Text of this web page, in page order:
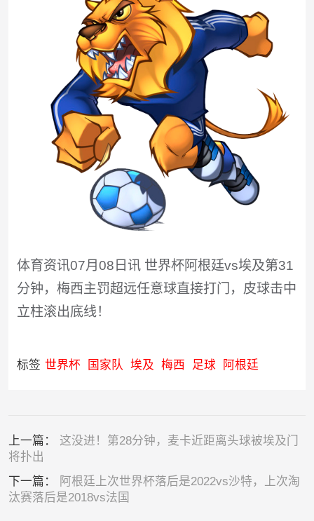
体育资讯07月08日讯 世界杯阿根廷vs埃及第31
分钟，梅西主罚超远任意球直接打门，皮球击中
立柱滚出底线！
标签 世界杯 国家队 埃及 梅西 足球 阿根廷
上一篇： 这没进！第28分钟，麦卡近距离头球被埃及门
将扑出
下一篇：
阿根廷上次世界杯落后是2022vs沙特，上次淘
汰赛落后是2018vs法国